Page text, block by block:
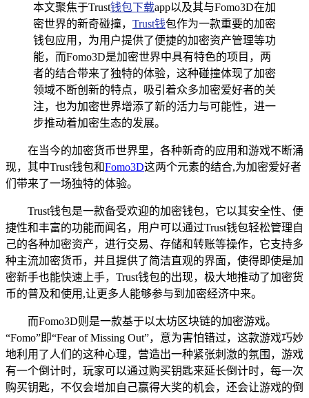
本文聚焦于Trust钱包下载app以及其与Fomo3D在加
密世界的新奇碰撞， Trust钱包作为一款重要的加密
钱包应用，为用户提供了便捷的加密资产管理等功
能，而Fomo3D是加密世界中具有特色的项目，两
者的结合带来了独特的体验，这种碰撞体现了加密
领域不断创新的特点，吸引着众多加密爱好者的关
注，也为加密世界增添了新的活力与可能性，进一
步推动着加密生态的发展。
在当今的加密货币世界里，各种新奇的应用和游戏不断涌
现，其中Trust钱包和Fomo3D这两个元素的结合,为加密爱好者
们带来了一场独特的体验。
Trust钱包是一款备受欢迎的加密钱包，它以其安全性、便
捷性和丰富的功能而闻名，用户可以通过Trust钱包轻松管理自
己的各种加密资产，进行交易、存储和转账等操作，它支持多
种主流加密货币，并且提供了简洁直观的界面，使得即使是加
密新手也能快速上手，Trust钱包的出现，极大地推动了加密货
币的普及和使用,让更多人能够参与到加密经济中来。
而Fomo3D则是一款基于以太坊区块链的加密游戏。
“Fomo”即“Fear of Missing Out”，意为害怕错过，这款游戏巧妙
地利用了人们的这种心理，营造出一种紧张刺激的氛围，游戏
有一个倒计时，玩家可以通过购买钥匙来延长倒计时，每一次
购买钥匙，不仅会增加自己赢得大奖的机会，还会让游戏的倒